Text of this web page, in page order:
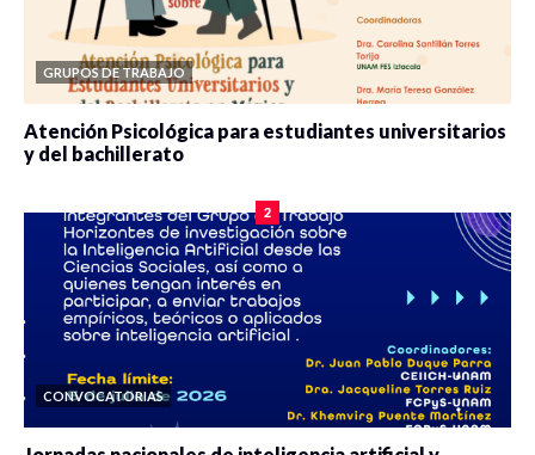
GRUPOS DE TRABAJO
Atención Psicológica para estudiantes universitarios
y del bachillerato
2
CONVOCATORIAS